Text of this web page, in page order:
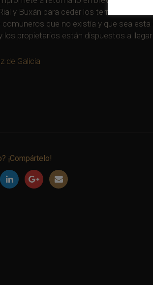
y Buxán para ceder los terrenos de
que no existía y que sea
los propietarios están dispuestos a
de Galicia
¡Compártelo!